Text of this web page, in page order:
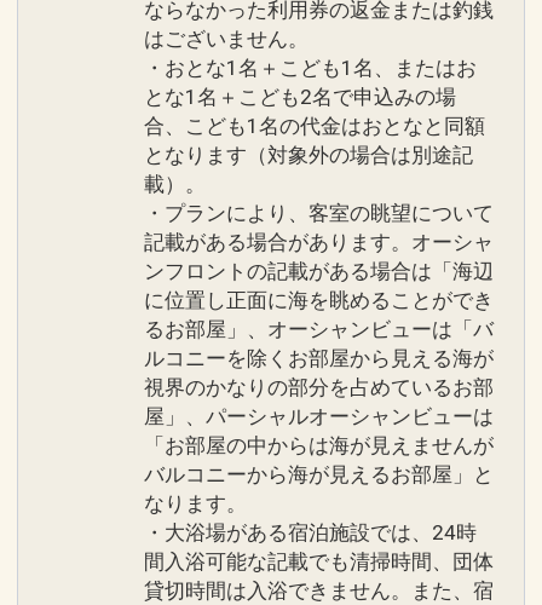
ならなかった利用券の返金または釣銭
はございません。
・おとな1名＋こども1名、またはお
とな1名＋こども2名で申込みの場
合、こども1名の代金はおとなと同額
となります（対象外の場合は別途記
載）。
・プランにより、客室の眺望について
記載がある場合があります。オーシャ
ンフロントの記載がある場合は「海辺
に位置し正面に海を眺めることができ
るお部屋」、オーシャンビューは「バ
ルコニーを除くお部屋から見える海が
視界のかなりの部分を占めているお部
屋」、パーシャルオーシャンビューは
「お部屋の中からは海が見えませんが
バルコニーから海が見えるお部屋」と
なります。
・大浴場がある宿泊施設では、24時
間入浴可能な記載でも清掃時間、団体
貸切時間は入浴できません。また、宿